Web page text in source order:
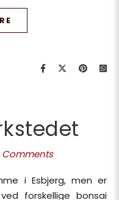
Comments
forskellige bonsai